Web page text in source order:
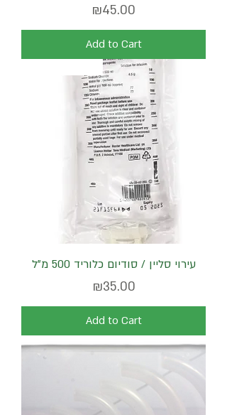
Price
₪45.00
Add to Cart
עירוי סליין / סודיום כלוריד 500 מ"ל
Price
₪35.00
Add to Cart